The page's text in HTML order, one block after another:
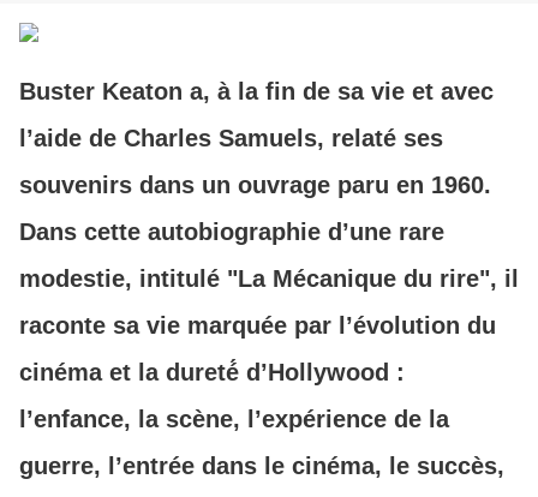
Buster Keaton a, à la fin de sa vie et avec
l’aide de Charles Samuels, relaté ses
souvenirs dans un ouvrage paru en 1960.
Dans cette autobiographie d’une rare
modestie, intitulé "La Mécanique du rire", il
raconte sa vie marquée par l’évolution du
cinéma et la dureté́ d’Hollywood :
l’enfance, la scène, l’expérience de la
guerre, l’entrée dans le cinéma, le succès,